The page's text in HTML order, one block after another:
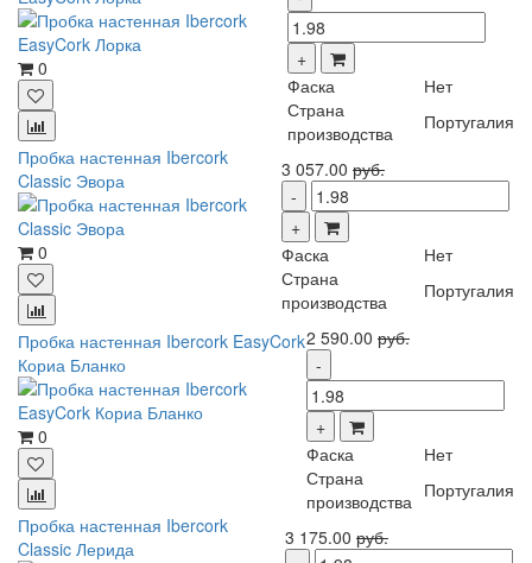
0
Фаска
Нет
Страна
производства
Португалия
Пробка настенная Ibercork
Classic Эвора
0
3 057.00 руб.
Фаска
Нет
Страна
производства
Португалия
Пробка настенная Ibercork EasyCork
Кориа Бланко
0
2 590.00 руб.
Фаска
Нет
Страна
производства Португалия
Пробка настенная Ibercork
Classic Лерида
3 175.00 руб.